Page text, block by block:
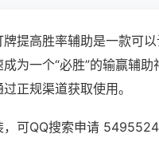
牌提高胜率辅助是一款可
成为一个“必胜”的输赢辅
正规渠道获取使用。
，可QQ搜索申请